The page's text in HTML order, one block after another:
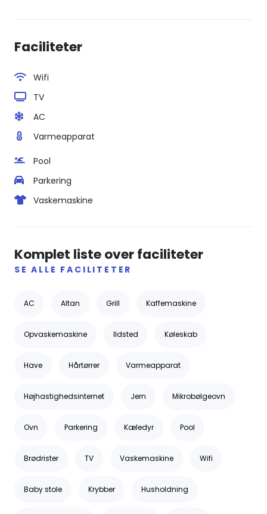
Faciliteter
Wifi
TV
AC
Varmeapparat
Pool
Parkering
Vaskemaskine
Komplet liste over faciliteter
SE ALLE FACILITETER
AC Altan Grill Kaffemaskine
Opvaskemaskine Ildsted Køleskab
Have Hårtørrer Varmeapparat
Højhastighedsinternet Jern Mikrobølgeovn
Ovn Parkering Kæledyr Pool
Brødrister TV Vaskemaskine Wifi
Baby stole Krybber Husholdning